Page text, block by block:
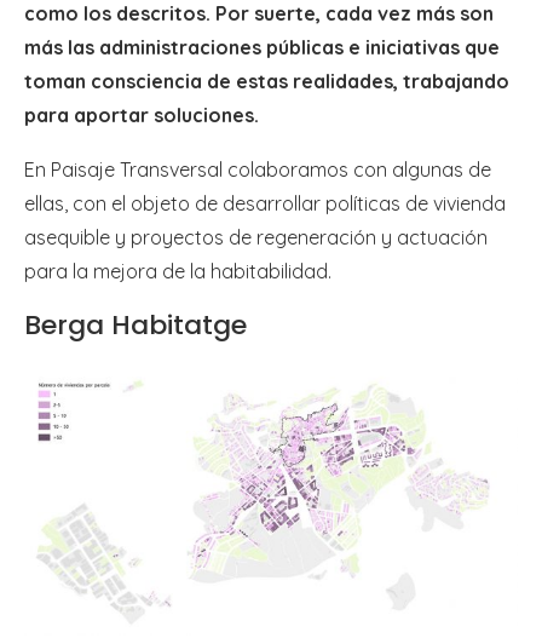
como los descritos. Por suerte, cada vez más son
más las administraciones públicas e iniciativas que
toman consciencia de estas realidades, trabajando
para aportar soluciones.
En Paisaje Transversal colaboramos con algunas de
ellas, con el objeto de desarrollar políticas de vivienda
asequible y proyectos de regeneración y actuación
para la mejora de la habitabilidad.
Berga Habitatge